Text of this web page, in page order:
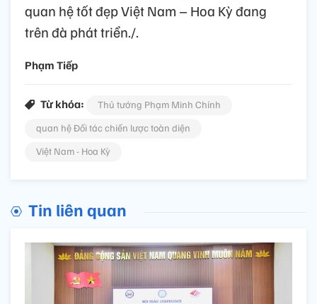
quan hệ tốt đẹp Việt Nam – Hoa Kỳ đang
trên đà phát triển./.
Phạm Tiếp
Từ khóa:
Thủ tướng Phạm Minh Chính
quan hệ Đối tác chiến lược toàn diện
Việt Nam - Hoa Kỳ
Tin liên quan